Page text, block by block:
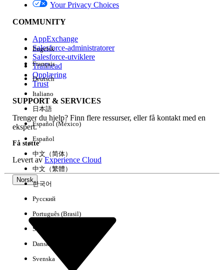
Utgave
Erfaring
Fjern alle Utført
Your Privacy Choices
COMMUNITY
AppExchange
Salesforce-administratorer
Salesforce-utviklere
Trailhead
Opplæring
Trust
SUPPORT & SERVICES
Trenger du hjelp? Finn flere ressurser, eller få kontakt med en
ekspert.
Få støtte
Levert avExperience Cloud
Norsk
Engelsk
Français
Deutsch
Italiano
日本語
Español (México)
Español
中文（简体）
中文（繁體）
한국어
Русский
Português (Brasil)
Suomi
Dansk
Svenska